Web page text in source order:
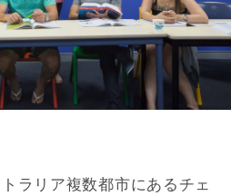
ラリア複数都市にあるチェ